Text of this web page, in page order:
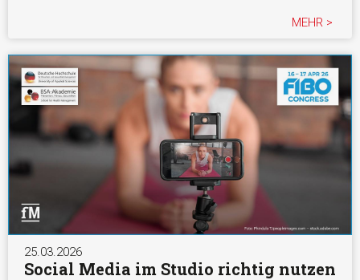
MEHR >
25.03.2026
Social Media im Studio richtig nutzen